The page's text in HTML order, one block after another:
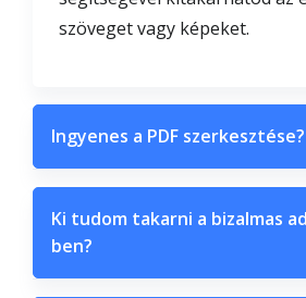
szöveget vagy képeket.
Ingyenes a PDF szerkesztése?
Ki tudom takarni a bizalmas
ben?